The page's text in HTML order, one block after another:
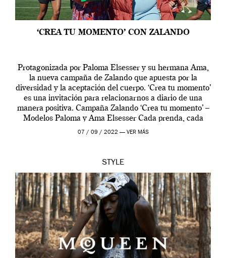
‘CREA TU MOMENTO’ CON ZALANDO
Protagonizada por Paloma Elsesser y su hermana Ama,
la nueva campaña de Zalando que apuesta por la
diversidad y la aceptación del cuerpo. ‘Crea tu momento’
es una invitación para relacionarnos a diario de una
manera positiva. Campaña Zalando ‘Crea tu momento’ –
Modelos Paloma y Ama Elsesser Cada prenda, cada
outfit, cada momento, caracteriza […]
07 / 09 / 2022 — VER MÁS
STYLE